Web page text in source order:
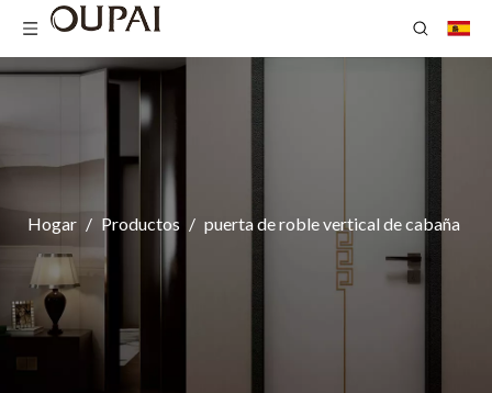
Hogar / Productos / puerta de roble vertical de cabaña